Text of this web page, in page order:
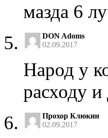
мазда 6
DON Adoms
02.09.2017
Народ у
расходу
Прохор Клюкин
02.09.2017